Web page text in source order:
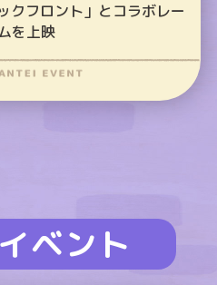
クフロント」とコラボレー
を上映
ベント